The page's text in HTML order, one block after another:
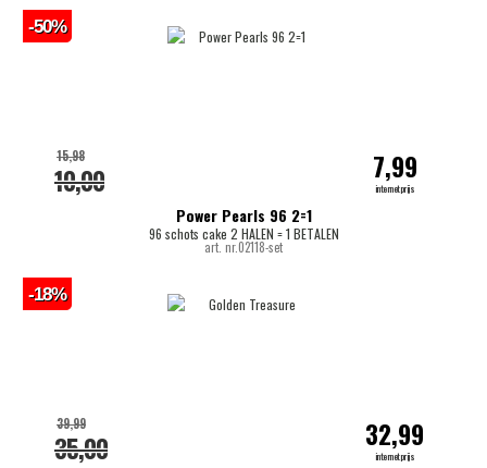
Power Pearls 96 2=1
96 schots cake 2 HALEN = 1 BETALEN
art. nr.02118-set
10,00
15,98 7,99
internetprijs
-50%
35,00
39,99 32,99
internetprijs
-18%